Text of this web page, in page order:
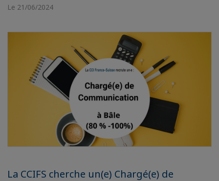
Le 21/06/2024
La CCIFS cherche un(e) Chargé(e) de